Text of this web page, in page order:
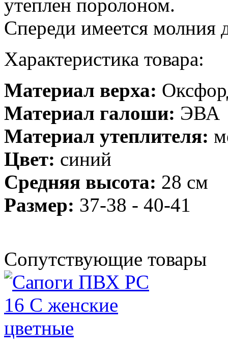
утеплен поролоном.
Спереди имеется молния
Характеристика товара:
Материал верха:
Материал галоши: ЭВА
Материал утеплителя:
Цвет: синий
Средняя высота: 28 см
Размер: 37-38 - 40-41
Сопутствующие товары